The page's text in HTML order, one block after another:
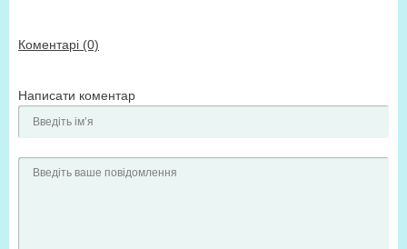
Коментарі (0)
Написати коментар